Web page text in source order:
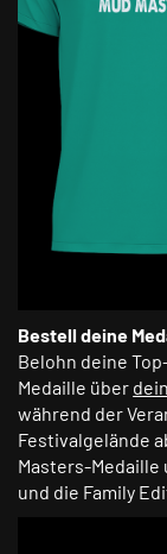
Bestell deine
Belohn deine
Medaille über
während der
Festivalgelände
Masters-Medaille
und die Family